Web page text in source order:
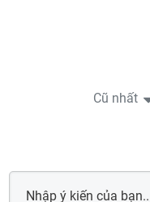
Cũ nhất